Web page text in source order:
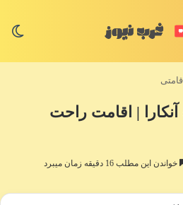
| اقامت راحت
خواندن این مطلب 16 دقیقه زمان میبرد